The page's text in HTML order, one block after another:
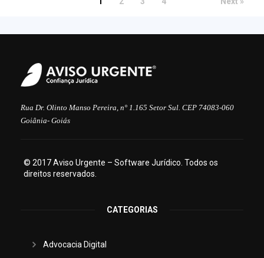
Rua Dr. Olinto Manso Pereira, n° 1.165 Setor Sul. CEP 74083-060
Goiânia- Goiás
© 2017 Aviso Urgente – Software Jurídico. Todos os
direitos reservados.
CATEGORIAS
Advocacia Digital